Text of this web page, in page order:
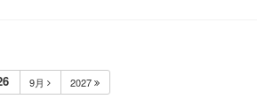
9月 2027